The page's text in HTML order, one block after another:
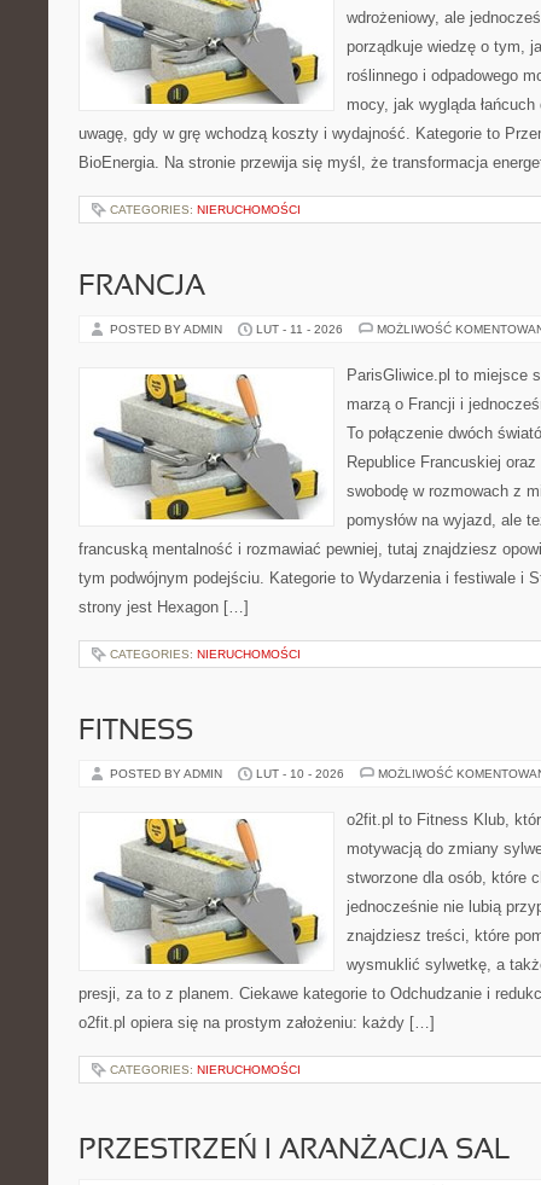
wdrożeniowy, ale
porządkuje wiedzę o tym,
roślinnego i odpadowego
mocy, jak wygląda
uwagę, gdy w grę wchodzą koszty i wydajność. Kategorie to
BioEnergia. Na stronie przewija się myśl, że transformacja
CATEGORIES: NIERUCHOMOŚCI
FRANCJA
POSTED BY ADMIN LUT - 11 - 2026 MOŻLIWOŚĆ
ParisGliwice.pl to miejsce
marzą o Francji i
To połączenie dwóch
Republice Francuskiej
swobodę w rozmowach z
pomysłów na wyjazd, ale
francuską mentalność i rozmawiać pewniej, tutaj znajdziesz
tym podwójnym podejściu. Kategorie to Wydarzenia i festiwale i
strony jest Hexagon […]
CATEGORIES: NIERUCHOMOŚCI
FITNESS
POSTED BY ADMIN LUT - 10 - 2026 MOŻLIWOŚĆ
o2fit.pl to Fitness Klub,
motywacją do zmiany
stworzone dla osób, które
jednocześnie nie lubią
znajdziesz treści, które
wysmuklić sylwetkę, a
presji, za to z planem. Ciekawe kategorie to Odchudzanie i
o2fit.pl opiera się na prostym założeniu: każdy […]
CATEGORIES: NIERUCHOMOŚCI
PRZESTRZEŃ I ARANŻACJA SAL